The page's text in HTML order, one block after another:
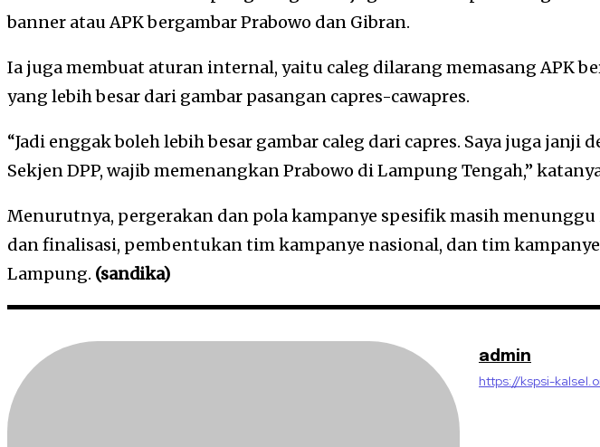
banner atau APK bergambar Prabowo dan Gibran.
Ia juga membuat aturan internal, yaitu caleg dilarang memasang APK
yang lebih besar dari gambar pasangan capres-cawapres.
“Jadi enggak boleh lebih besar gambar caleg dari capres. Saya juga janji
Sekjen DPP, wajib memenangkan Prabowo di Lampung Tengah,”
Menurutnya, pergerakan dan pola kampanye spesifik masih
dan finalisasi, pembentukan tim kampanye nasional, dan tim
Lampung. (sandika)
admin
https://kspsi-